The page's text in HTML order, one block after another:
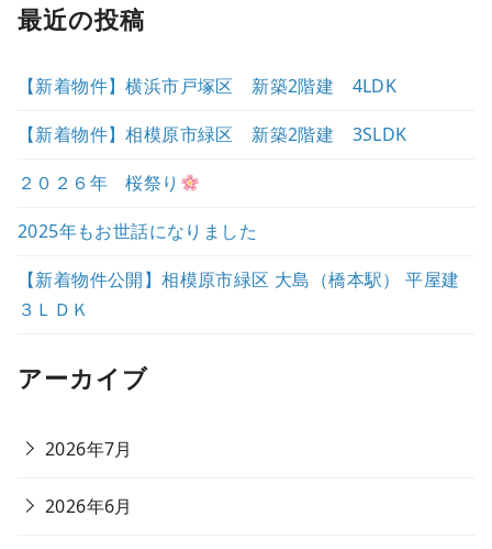
最近の投稿
【新着物件】横浜市戸塚区 新築2階建 4LDK
【新着物件】相模原市緑区 新築2階建 3SLDK
２０２６年 桜祭り
2025年もお世話になりました
【新着物件公開】相模原市緑区 大島（橋本駅） 平屋建
３ＬＤＫ
アーカイブ
2026年7月
2026年6月